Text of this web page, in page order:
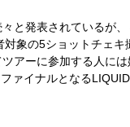
と発表されているが
象の5ショットチェ
アーに参加する人には
ァイナルとなる